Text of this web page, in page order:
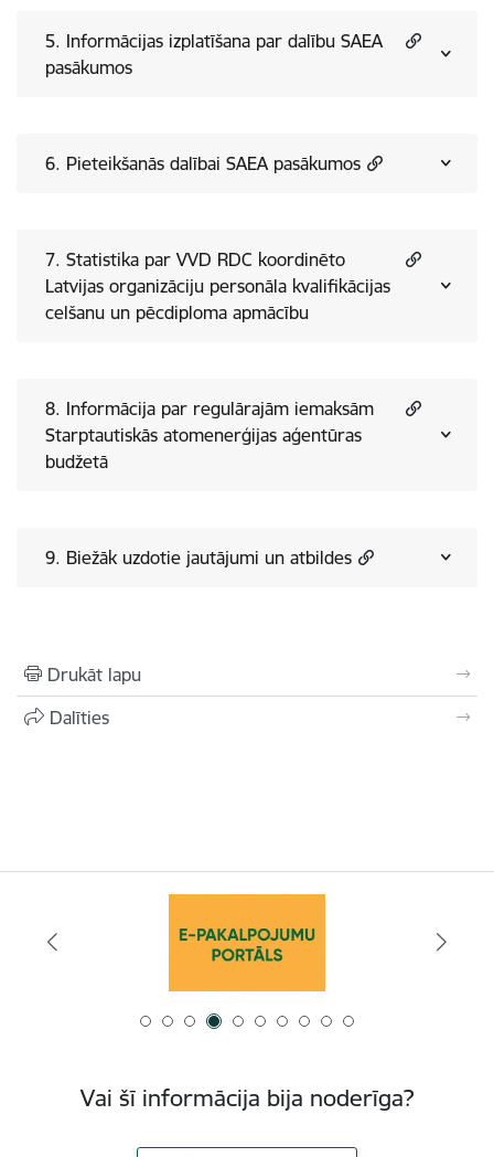
5. Informācijas izplatīšana par dalību SAEA
pasākumos
6. Pieteikšanās dalībai SAEA pasākumos
7. Statistika par VVD RDC koordinēto
Latvijas organizāciju personāla kvalifikācijas
celšanu un pēcdiploma apmācību
8. Informācija par regulārajām iemaksām
Starptautiskās atomenerģijas aģentūras
budžetā
9. Biežāk uzdotie jautājumi un atbildes
Drukāt lapu
Dalīties
Vai šī informācija bija noderīga?